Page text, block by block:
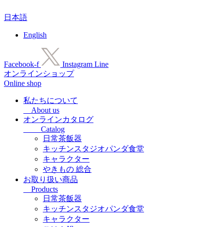
ン
ス
キ
日本語
English
Facebook-f Instagram Line
オンラインショップ
Online shop
私たちについて
About us
オンラインカタログ
Catalog
日常茶飯器
キッチンスタジオパンダ食堂
キャラクター
やきもの 総合
お取り扱い商品
Products
日常茶飯器
キッチンスタジオパンダ食堂
キャラクター